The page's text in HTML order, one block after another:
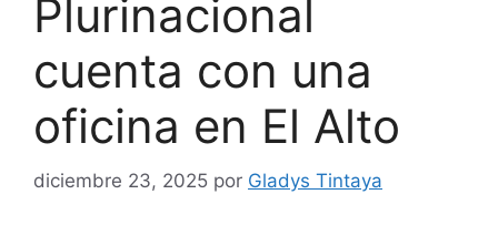
Plurinacional
cuenta con una
oficina en El Alto
diciembre 23, 2025 por Gladys Tintaya